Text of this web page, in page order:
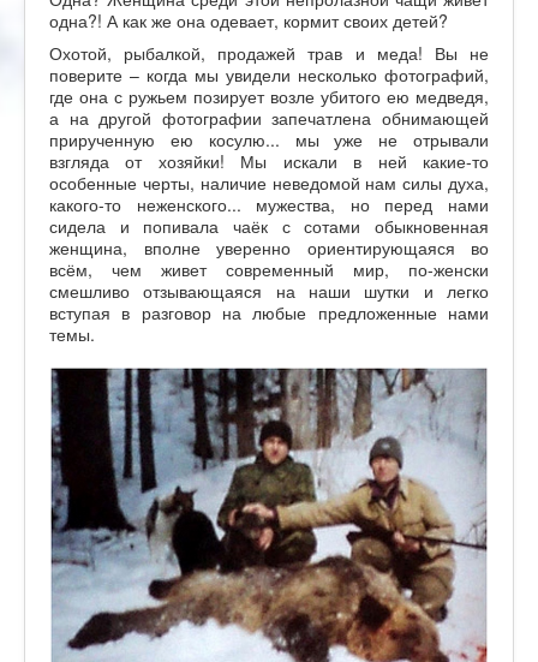
одна?! А как же она одевает, кормит своих детей?
Охотой, рыбалкой, продажей трав и меда! Вы не
поверите – когда мы увидели несколько фотографий,
где она с ружьем позирует возле убитого ею медведя,
а на другой фотографии запечатлена обнимающей
прирученную ею косулю... мы уже не отрывали
взгляда от хозяйки! Мы искали в ней какие-то
особенные черты, наличие неведомой нам силы духа,
какого-то неженского... мужества, но перед нами
сидела и попивала чаёк с сотами обыкновенная
женщина, вполне уверенно ориентирующаяся во
всём, чем живет современный мир, по-женски
смешливо отзывающаяся на наши шутки и легко
вступая в разговор на любые предложенные нами
темы.